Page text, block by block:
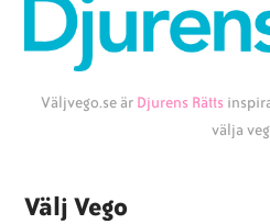
Väljvego.se är Djurens Rätts
välja
Välj Vego